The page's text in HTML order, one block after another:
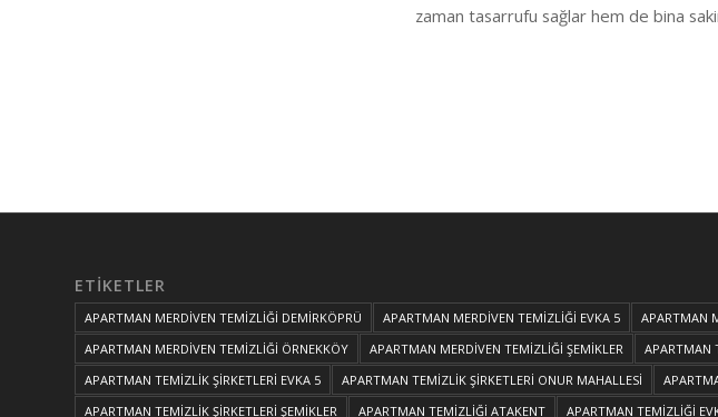
zaman tasarrufu sağlar hem de bina
ETIKETLER
APARTMAN MERDİVEN TEMİZLİĞİ DEMİRKÖPRÜ APARTMAN MERDİVEN TEMİZLİĞİ EVKA 5 APARTMAN
APARTMAN MERDİVEN TEMİZLİĞİ ÖRNEKKÖY
APARTMAN MERDİVEN TEMİZLİĞİ ŞEMİKLER APARTMAN
APARTMAN TEMİZLİK ŞİRKETLERİ EVKA 5
APARTMAN TEMİZLİK ŞİRKETLERİ ONUR MAHALLESİ
APARTMAN TEMİZLİK ŞİRKETLERİ ŞEMİKLER
APARTMAN TEMİZLİĞİ ATAKENT APARTMAN TEMİZLİĞİ